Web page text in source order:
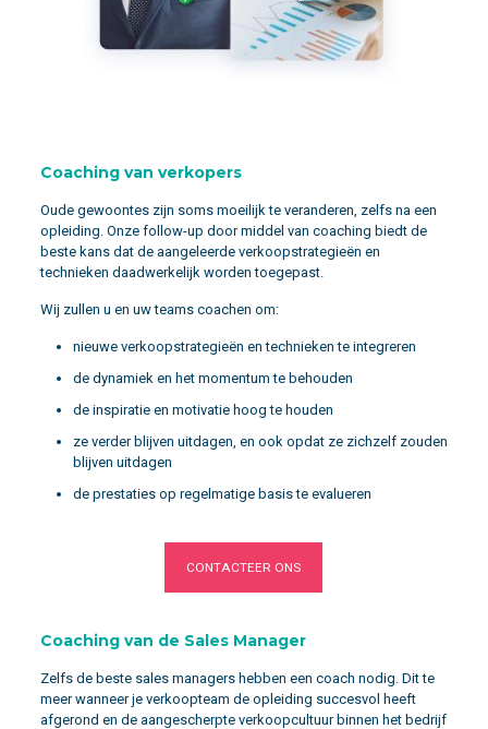
Coaching van verkopers
Oude gewoontes zijn soms moeilijk te veranderen, zelfs na een
opleiding. Onze follow-up door middel van coaching biedt de
beste kans dat de aangeleerde verkoopstrategieën en
technieken daadwerkelijk worden toegepast.
Wij zullen u en uw teams coachen om:
nieuwe verkoopstrategieën en technieken te integreren
de dynamiek en het momentum te behouden
de inspiratie en motivatie hoog te houden
ze verder blijven uitdagen, en ook opdat ze zichzelf zouden
blijven uitdagen
de prestaties op regelmatige basis te evalueren
CONTACTEER ONS
Coaching van de Sales Manager
Zelfs de beste sales managers hebben een coach nodig. Dit te
meer wanneer je verkoopteam de opleiding succesvol heeft
afgerond en de aangescherpte verkoopcultuur binnen het bedrijf